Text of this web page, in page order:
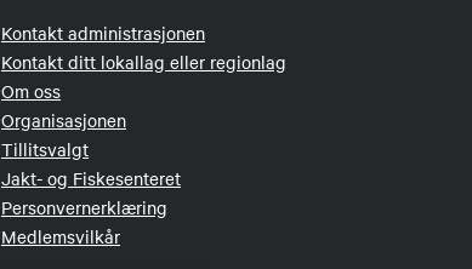
Kontakt administrasjonen
Kontakt ditt lokallag eller regionlag
Om oss
Organisasjonen
Tillitsvalgt
Jakt- og Fiskesenteret
Personvernerklæring
Medlemsvilkår